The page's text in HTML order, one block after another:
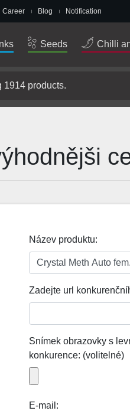
Career Blog Notification
Seeds Chilli
Název produktu:
Zadejte url
Snímek obrazovky s
konkurence: (volitelné)
E-mail: